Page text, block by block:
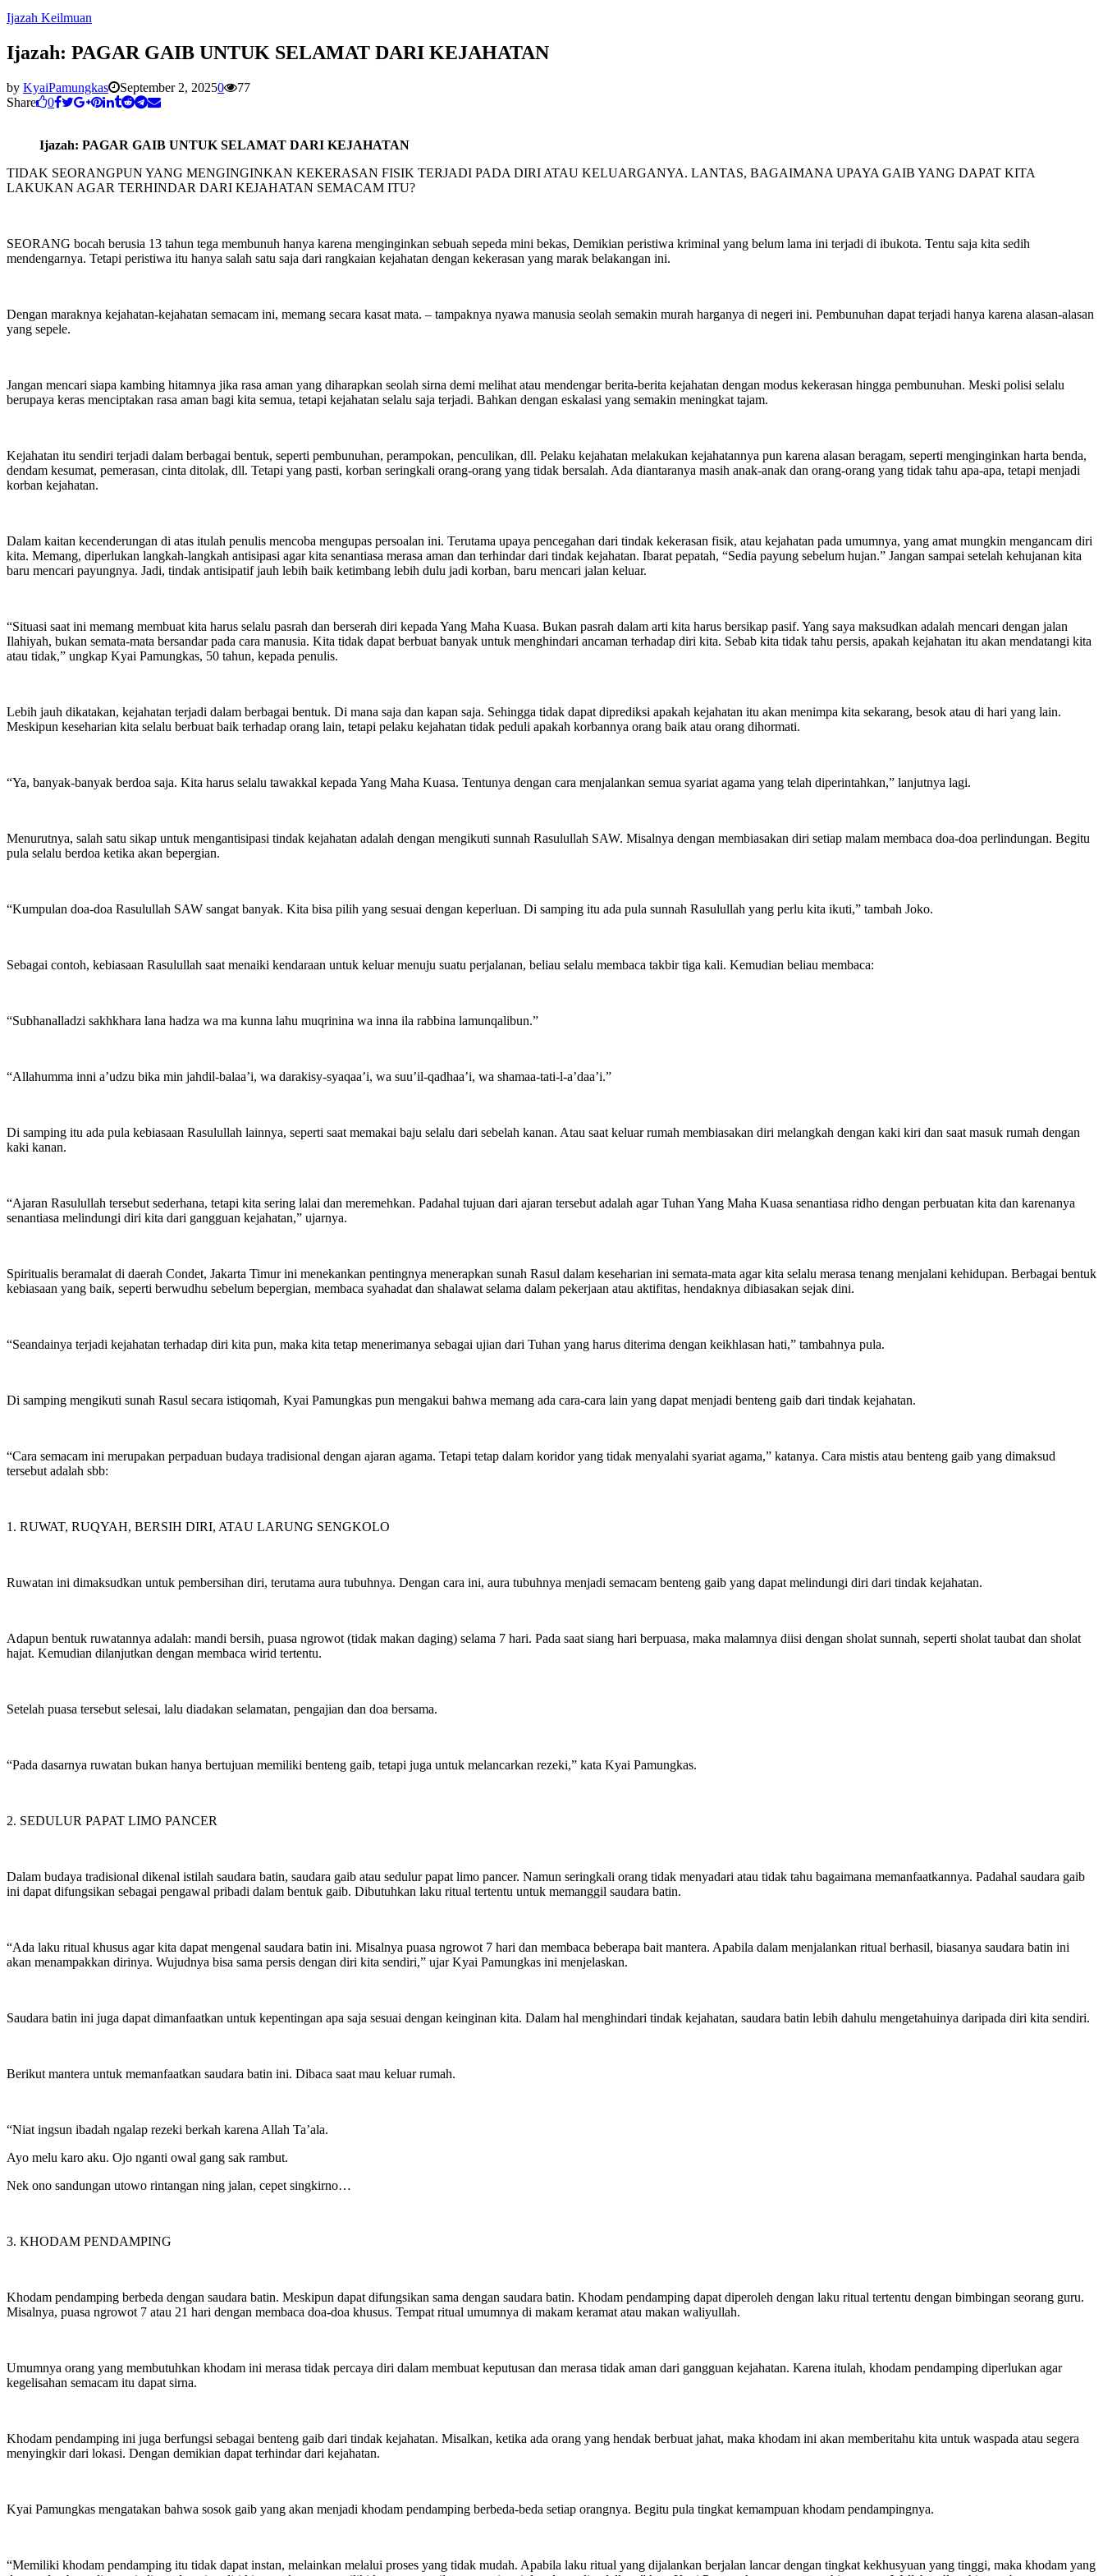
Ijazah Keilmuan
Ijazah: PAGAR GAIB UNTUK SELAMAT DARI KEJAHATAN
by KyaiPamungkas September 2, 20250
77
Share
0
Ijazah: PAGAR GAIB UNTUK SELAMAT DARI KEJAHATAN
TIDAK SEORANGPUN YANG MENGINGINKAN KEKERASAN FISIK TERJADI PADA DIRI ATAU KELUARGANYA. LANTAS, BAGAIMANA UPAYA GAIB YANG DAPAT KITA
LAKUKAN AGAR TERHINDAR DARI KEJAHATAN SEMACAM ITU?
SEORANG bocah berusia 13 tahun tega membunuh hanya karena menginginkan sebuah sepeda mini bekas, Demikian peristiwa kriminal yang belum lama ini terjadi di ibukota. Tentu saja kita sedih
mendengarnya. Tetapi peristiwa itu hanya salah satu saja dari rangkaian kejahatan dengan kekerasan yang marak belakangan ini.
Dengan maraknya kejahatan-kejahatan semacam ini, memang secara kasat mata. – tampaknya nyawa manusia seolah semakin murah harganya di negeri ini. Pembunuhan dapat terjadi hanya karena alasan-alasan
yang sepele.
Jangan mencari siapa kambing hitamnya jika rasa aman yang diharapkan seolah sirna demi melihat atau mendengar berita-berita kejahatan dengan modus kekerasan hingga pembunuhan. Meski polisi selalu
berupaya keras menciptakan rasa aman bagi kita semua, tetapi kejahatan selalu saja terjadi. Bahkan dengan eskalasi yang semakin meningkat tajam.
Kejahatan itu sendiri terjadi dalam berbagai bentuk, seperti pembunuhan, perampokan, penculikan, dll. Pelaku kejahatan melakukan kejahatannya pun karena alasan beragam, seperti menginginkan harta benda,
dendam kesumat, pemerasan, cinta ditolak, dll. Tetapi yang pasti, korban seringkali orang-orang yang tidak bersalah. Ada diantaranya masih anak-anak dan orang-orang yang tidak tahu apa-apa, tetapi menjadi
korban kejahatan.
Dalam kaitan kecenderungan di atas itulah penulis mencoba mengupas persoalan ini. Terutama upaya pencegahan dari tindak kekerasan fisik, atau kejahatan pada umumnya, yang amat mungkin mengancam diri
kita. Memang, diperlukan langkah-langkah antisipasi agar kita senantiasa merasa aman dan terhindar dari tindak kejahatan. Ibarat pepatah, “Sedia payung sebelum hujan.” Jangan sampai setelah kehujanan kita
baru mencari payungnya. Jadi, tindak antisipatif jauh lebih baik ketimbang lebih dulu jadi korban, baru mencari jalan keluar.
“Situasi saat ini memang membuat kita harus selalu pasrah dan berserah diri kepada Yang Maha Kuasa. Bukan pasrah dalam arti kita harus bersikap pasif. Yang saya maksudkan adalah mencari dengan jalan
Ilahiyah, bukan semata-mata bersandar pada cara manusia. Kita tidak dapat berbuat banyak untuk menghindari ancaman terhadap diri kita. Sebab kita tidak tahu persis, apakah kejahatan itu akan mendatangi kita
atau tidak,” ungkap Kyai Pamungkas, 50 tahun, kepada penulis.
Lebih jauh dikatakan, kejahatan terjadi dalam berbagai bentuk. Di mana saja dan kapan saja. Sehingga tidak dapat diprediksi apakah kejahatan itu akan menimpa kita sekarang, besok atau di hari yang lain.
Meskipun keseharian kita selalu berbuat baik terhadap orang lain, tetapi pelaku kejahatan tidak peduli apakah korbannya orang baik atau orang dihormati.
“Ya, banyak-banyak berdoa saja. Kita harus selalu tawakkal kepada Yang Maha Kuasa. Tentunya dengan cara menjalankan semua syariat agama yang telah diperintahkan,” lanjutnya lagi.
Menurutnya, salah satu sikap untuk mengantisipasi tindak kejahatan adalah dengan mengikuti sunnah Rasulullah SAW. Misalnya dengan membiasakan diri setiap malam membaca doa-doa perlindungan. Begitu
pula selalu berdoa ketika akan bepergian.
“Kumpulan doa-doa Rasulullah SAW sangat banyak. Kita bisa pilih yang sesuai dengan keperluan. Di samping itu ada pula sunnah Rasulullah yang perlu kita ikuti,” tambah Joko.
Sebagai contoh, kebiasaan Rasulullah saat menaiki kendaraan untuk keluar menuju suatu perjalanan, beliau selalu membaca takbir tiga kali. Kemudian beliau membaca:
“Subhanalladzi sakhkhara lana hadza wa ma kunna lahu muqrinina wa inna ila rabbina lamunqalibun.”
“Allahumma inni a’udzu bika min jahdil-balaa’i, wa darakisy-syaqaa’i, wa suu’il-qadhaa’i, wa shamaa-tati-l-a’daa’i.”
Di samping itu ada pula kebiasaan Rasulullah lainnya, seperti saat memakai baju selalu dari sebelah kanan. Atau saat keluar rumah membiasakan diri melangkah dengan kaki kiri dan saat masuk rumah dengan
kaki kanan.
“Ajaran Rasulullah tersebut sederhana, tetapi kita sering lalai dan meremehkan. Padahal tujuan dari ajaran tersebut adalah agar Tuhan Yang Maha Kuasa senantiasa ridho dengan perbuatan kita dan karenanya
senantiasa melindungi diri kita dari gangguan kejahatan,” ujarnya.
Spiritualis beramalat di daerah Condet, Jakarta Timur ini menekankan pentingnya menerapkan sunah Rasul dalam keseharian ini semata-mata agar kita selalu merasa tenang menjalani kehidupan. Berbagai bentuk
kebiasaan yang baik, seperti berwudhu sebelum bepergian, membaca syahadat dan shalawat selama dalam pekerjaan atau aktifitas, hendaknya dibiasakan sejak dini.
“Seandainya terjadi kejahatan terhadap diri kita pun, maka kita tetap menerimanya sebagai ujian dari Tuhan yang harus diterima dengan keikhlasan hati,” tambahnya pula.
Di samping mengikuti sunah Rasul secara istiqomah, Kyai Pamungkas pun mengakui bahwa memang ada cara-cara lain yang dapat menjadi benteng gaib dari tindak kejahatan.
“Cara semacam ini merupakan perpaduan budaya tradisional dengan ajaran agama. Tetapi tetap dalam koridor yang tidak menyalahi syariat agama,” katanya. Cara mistis atau benteng gaib yang dimaksud
tersebut adalah sbb:
1. RUWAT, RUQYAH, BERSIH DIRI, ATAU LARUNG SENGKOLO
Ruwatan ini dimaksudkan untuk pembersihan diri, terutama aura tubuhnya. Dengan cara ini, aura tubuhnya menjadi semacam benteng gaib yang dapat melindungi diri dari tindak kejahatan.
Adapun bentuk ruwatannya adalah: mandi bersih, puasa ngrowot (tidak makan daging) selama 7 hari. Pada saat siang hari berpuasa, maka malamnya diisi dengan sholat sunnah, seperti sholat taubat dan sholat
hajat. Kemudian dilanjutkan dengan membaca wirid tertentu.
Setelah puasa tersebut selesai, lalu diadakan selamatan, pengajian dan doa bersama.
“Pada dasarnya ruwatan bukan hanya bertujuan memiliki benteng gaib, tetapi juga untuk melancarkan rezeki,” kata Kyai Pamungkas.
2. SEDULUR PAPAT LIMO PANCER
Dalam budaya tradisional dikenal istilah saudara batin, saudara gaib atau sedulur papat limo pancer. Namun seringkali orang tidak menyadari atau tidak tahu bagaimana memanfaatkannya. Padahal saudara gaib
ini dapat difungsikan sebagai pengawal pribadi dalam bentuk gaib. Dibutuhkan laku ritual tertentu untuk memanggil saudara batin.
“Ada laku ritual khusus agar kita dapat mengenal saudara batin ini. Misalnya puasa ngrowot 7 hari dan membaca beberapa bait mantera. Apabila dalam menjalankan ritual berhasil, biasanya saudara batin ini
akan menampakkan dirinya. Wujudnya bisa sama persis dengan diri kita sendiri,” ujar Kyai Pamungkas ini menjelaskan.
Saudara batin ini juga dapat dimanfaatkan untuk kepentingan apa saja sesuai dengan keinginan kita. Dalam hal menghindari tindak kejahatan, saudara batin lebih dahulu mengetahuinya daripada diri kita sendiri.
Berikut mantera untuk memanfaatkan saudara batin ini. Dibaca saat mau keluar rumah.
“Niat ingsun ibadah ngalap rezeki berkah karena Allah Ta’ala.
Ayo melu karo aku. Ojo nganti owal gang sak rambut.
Nek ono sandungan utowo rintangan ning jalan, cepet singkirno…
3. KHODAM PENDAMPING
Khodam pendamping berbeda dengan saudara batin. Meskipun dapat difungsikan sama dengan saudara batin. Khodam pendamping dapat diperoleh dengan laku ritual tertentu dengan bimbingan seorang guru.
Misalnya, puasa ngrowot 7 atau 21 hari dengan membaca doa-doa khusus. Tempat ritual umumnya di makam keramat atau makan waliyullah.
Umumnya orang yang membutuhkan khodam ini merasa tidak percaya diri dalam membuat keputusan dan merasa tidak aman dari gangguan kejahatan. Karena itulah, khodam pendamping diperlukan agar
kegelisahan semacam itu dapat sirna.
Khodam pendamping ini juga berfungsi sebagai benteng gaib dari tindak kejahatan. Misalkan, ketika ada orang yang hendak berbuat jahat, maka khodam ini akan memberitahu kita untuk waspada atau segera
menyingkir dari lokasi. Dengan demikian dapat terhindar dari kejahatan.
Kyai Pamungkas mengatakan bahwa sosok gaib yang akan menjadi khodam pendamping berbeda-beda setiap orangnya. Begitu pula tingkat kemampuan khodam pendampingnya.
“Memiliki khodam pendamping itu tidak dapat instan, melainkan melalui proses yang tidak mudah. Apabila laku ritual yang dijalankan berjalan lancar dengan tingkat kekhusyuan yang tinggi, maka khodam yang